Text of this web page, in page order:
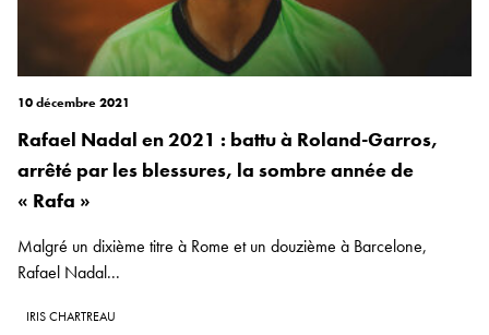
10 décembre 2021
Rafael Nadal en 2021 : battu à Roland-Garros,
arrêté par les blessures, la sombre année de
« Rafa »
Malgré un dixième titre à Rome et un douzième à Barcelone,
Rafael Nadal...
IRIS CHARTREAU